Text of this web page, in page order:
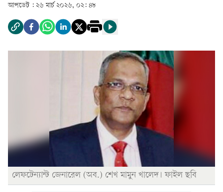
আপডেট : ২৬ মার্চ ২০২৬, ০২: ৪৮
লেফটেন্যান্ট জেনারেল (অব.) শেখ মামুন খালেদ। ফাইল ছবি